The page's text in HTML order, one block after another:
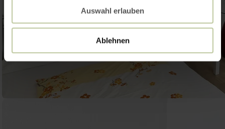
Auswahl erlauben
Ablehnen